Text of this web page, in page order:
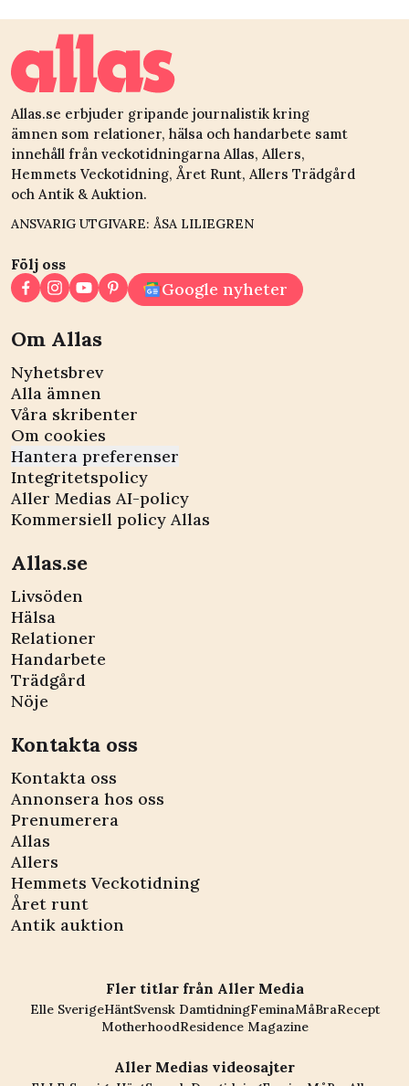
Allas.se erbjuder gripande journalistik kring
ämnen som relationer, hälsa och handarbete samt
innehåll från veckotidningarna Allas, Allers,
Hemmets Veckotidning, Året Runt, Allers Trädgård
och Antik & Auktion.
ANSVARIG UTGIVARE: ÅSA LILIEGREN
Följ oss
Google nyheter
Om Allas
Nyhetsbrev
Alla ämnen
Våra skribenter
Om cookies
Hantera preferenser
Integritetspolicy
Aller Medias AI-policy
Kommersiell policy Allas
Allas.se
Livsöden
Hälsa
Relationer
Handarbete
Trädgård
Nöje
Kontakta oss
Kontakta oss
Annonsera hos oss
Prenumerera
Allas
Allers
Hemmets Veckotidning
Året runt
Antik auktion
Fler titlar från Aller Media
Elle SverigeHäntSvensk DamtidningFeminaMåBraRecept
MotherhoodResidence Magazine
Aller Medias videosajter